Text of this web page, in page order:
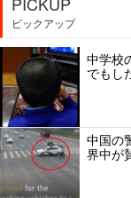
ピックアップ
中学校
でもし
中国の
界中が